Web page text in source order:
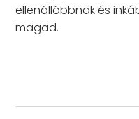
ellenállóbbnak és
magad.